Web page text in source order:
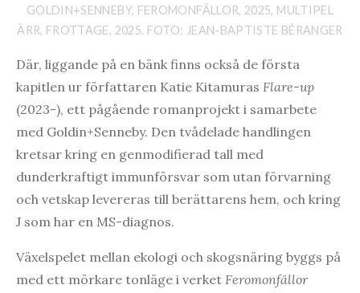
GOLDIN+SENNEBY, FEROMONFÄLLOR, 2025, MULTIPEL
ÄRR, FROTTAGE, 2025. FOTO: JEAN-BAPTISTE BÉRANGER
Där, liggande på en bänk finns också de första
kapitlen ur författaren Katie Kitamuras Flare-up
(2023-), ett pågående romanprojekt i samarbete
med Goldin+Senneby. Den tvådelade handlingen
kretsar kring en genmodifierad tall med
dunderkraftigt immunförsvar som utan förvarning
och vetskap levereras till berättarens hem, och kring
J som har en MS-diagnos.
Växelspelet mellan ekologi och skogsnäring byggs på
med ett mörkare tonläge i verket Feromonfällor